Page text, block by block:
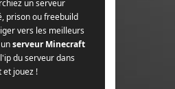
un serveur
prison ou freebuild
vers les meilleurs
serveur Minecraft
du serveur dans
jouez !